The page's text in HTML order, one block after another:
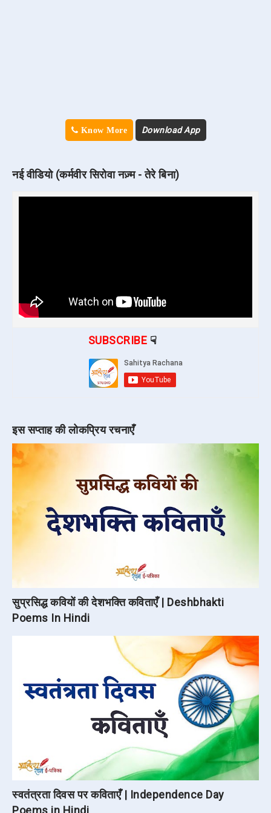
Know More Download App
नई वीडियो (कर्मवीर सिरोवा नज़्म - तेरे बिना)
SUBSCRIBE
इस सप्ताह की लोकप्रिय रचनाएँ
सुप्रसिद्ध कवियों की देशभक्ति कविताएँ | Deshbhakti
Poems In Hindi
स्वतंत्रता दिवस पर कविताएँ | Independence Day
Poems in Hindi